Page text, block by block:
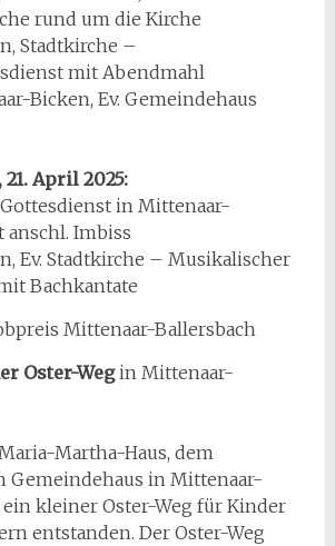
rund um die Kirche
Stadtkirche –
mit Abendmahl
Bicken, Ev. Gemeindehaus
April 2025:
in Mittenaar-
anschl. Imbiss
Ev. Stadtkirche – Musikalischer
Bachkantate
Mittenaar-Ballersbach
Oster-Wegin Mittenaar-
Martha-Haus, dem
Gemeindehaus in Mittenaar-
kleiner Oster-Weg für Kinder
entstanden. Der Oster-Weg